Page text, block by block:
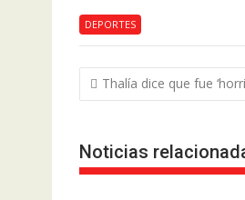
DEPORTES
Navegación
de
Thalía dice que fue
Noticias